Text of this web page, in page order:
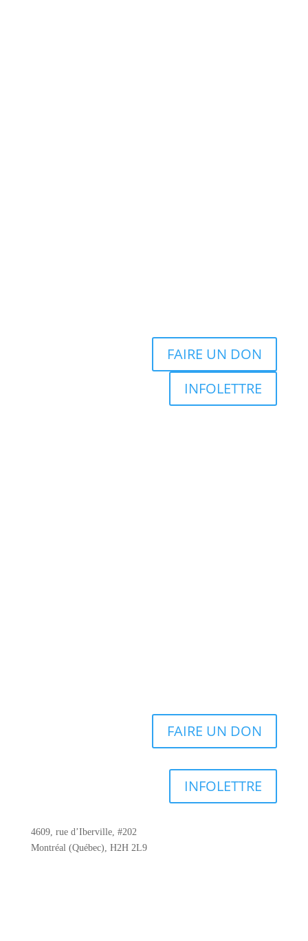
FAIRE UN DON
INFOLETTRE
FAIRE UN DON
INFOLETTRE
4609, rue d’Iberville, #202
Montréal (Québec), H2H 2L9